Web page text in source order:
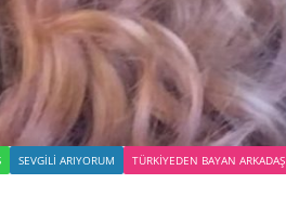
SEVGILI ARIYORUM TÜRKIYEDEN BAYAN ARKADAŞ